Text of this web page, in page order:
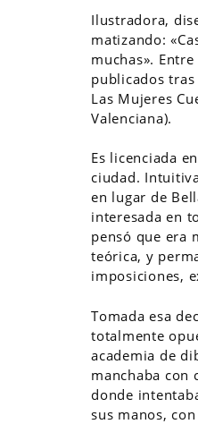
Ilustradora,
matizando:
muchas».
publicados
Las Mujeres
Valenciana).
Es licenciada
ciudad.
en lugar de
interesada en
pensó que era
teórica, y
imposiciones,
Tomada esa
totalmente
academia de
manchaba con
donde
sus manos,